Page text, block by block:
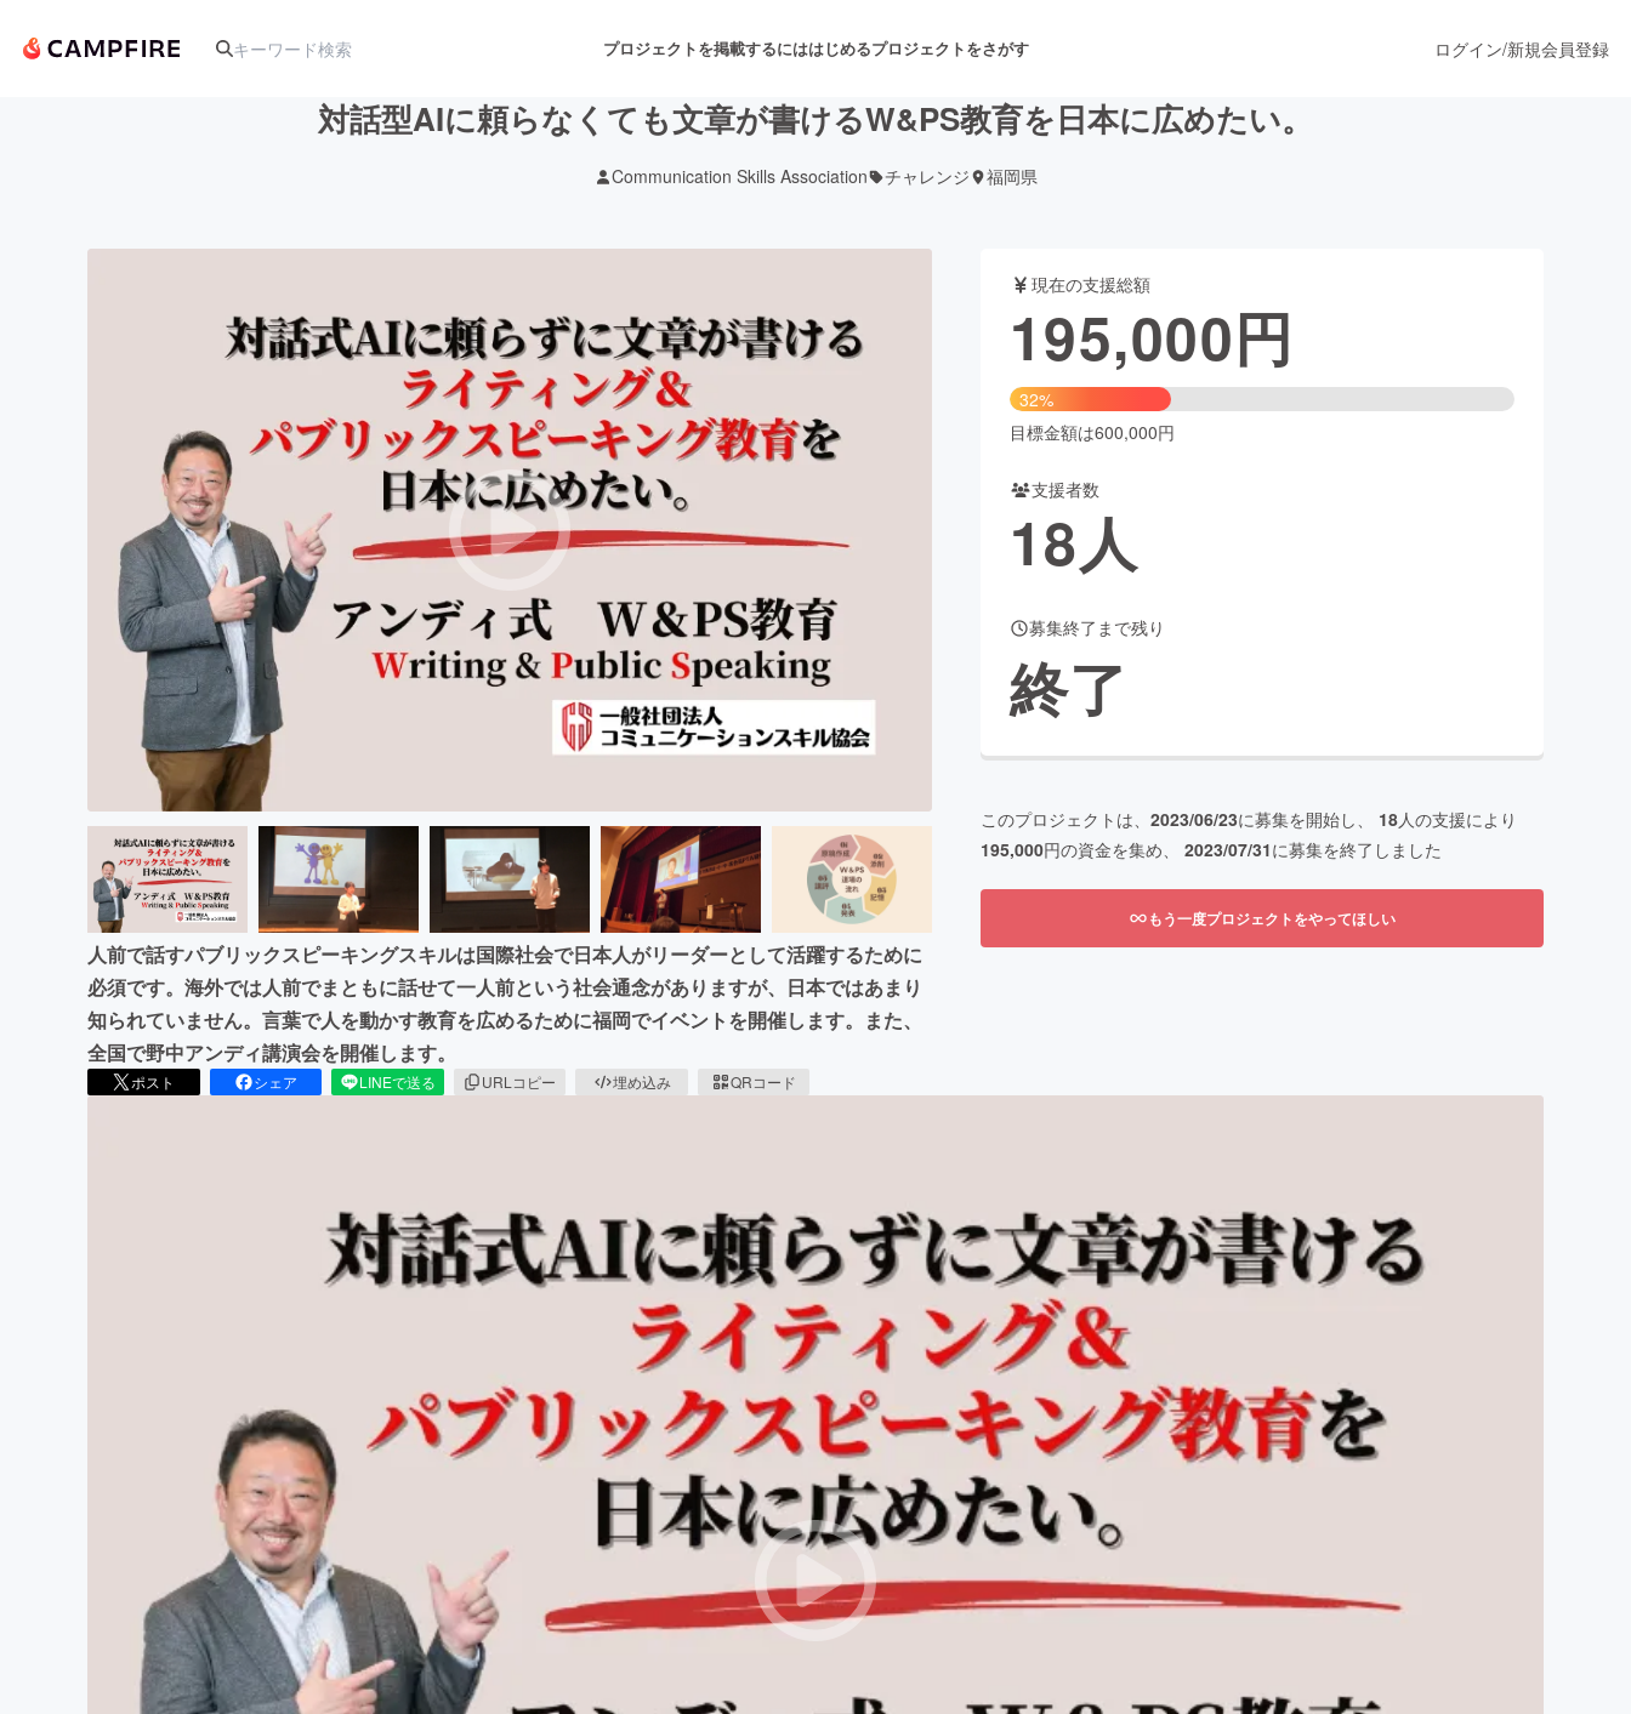
プロジェクトを掲載するにははじめるプロジェクトをさがす
舞台・パフォーマンス
テクノロジー・ガジェット ゲーム・サービス開発 ファッション
映像・映画 書籍・雑誌出版
チャレンジ ビューティー・ヘルスケア
まちづくり・地域活性化
CAMPFIRE for Social Good
CAMPFIREふるさと納税machi-ya
ログイン/新規会員登録
対話型AIに頼らなくても文章が書けるW&PS教育を日本に広めたい。
Communication Skills Association チャレンジ 福岡県
人前で話すパブリックスピーキングスキルは国際社会で日本人がリーダーとして活躍するために
必須です。海外では人前でまともに話せて一人前という社会通念がありますが、日本ではあまり
知られていません。言葉で人を動かす教育を広めるために福岡でイベントを開催します。また、
全国で野中アンディ講演会を開催します。
ポスト シェア LINEで送る URLコピー 埋め込み QRコード
現在の支援総額
195,000円
32%
目標金額は600,000円
支援者数
18人
募集終了まで残り
終了
このプロジェクトは、 2023/06/23に募集を開始し、 18人の支援により
195,000円の資金を集め、 2023/07/31に募集を終了しました
もう一度プロジェクトをやってほしい